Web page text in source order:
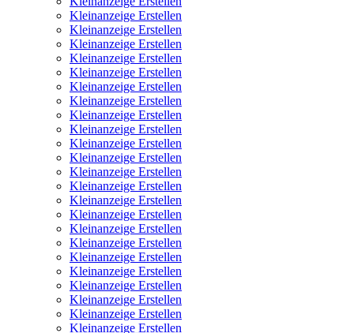
Kleinanzeige Erstellen
Kleinanzeige Erstellen
Kleinanzeige Erstellen
Kleinanzeige Erstellen
Kleinanzeige Erstellen
Kleinanzeige Erstellen
Kleinanzeige Erstellen
Kleinanzeige Erstellen
Kleinanzeige Erstellen
Kleinanzeige Erstellen
Kleinanzeige Erstellen
Kleinanzeige Erstellen
Kleinanzeige Erstellen
Kleinanzeige Erstellen
Kleinanzeige Erstellen
Kleinanzeige Erstellen
Kleinanzeige Erstellen
Kleinanzeige Erstellen
Kleinanzeige Erstellen
Kleinanzeige Erstellen
Kleinanzeige Erstellen
Kleinanzeige Erstellen
Kleinanzeige Erstellen